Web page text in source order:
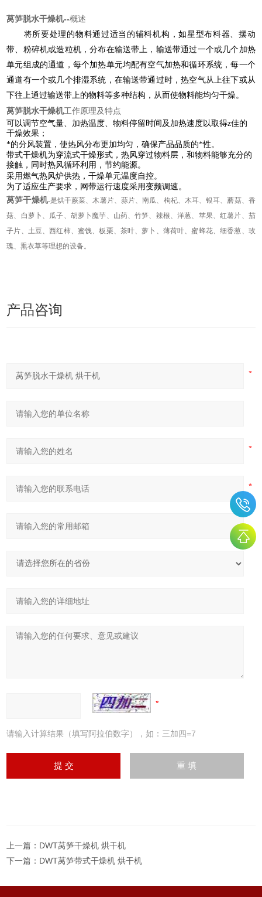
莴笋脱水干燥机--概述
将所要处理的物料通过适当的辅料机构，如星型布料器、摆动
带、粉碎机或造粒机，分布在输送带上，输送带通过一个或几个加热
单元组成的通道，每个加热单元均配有空气加热和循环系统，每一个
通道有一个或几个排湿系统，在输送带通过时，热空气从上往下或从
下往上通过输送带上的物料等多种结构，从而使物料能均匀干燥。
莴笋脱水干燥机工作原理及特点
可以调节空气量、加热温度、物料停留时间及加热速度以取得z佳的
干燥效果；
*的分风装置，使热风分布更加均匀，确保产品品质的*性。
带式干燥机为穿流式干燥形式，热风穿过物料层，和物料能够充分的
接触，同时热风循环利用，节约能源。
采用燃气热风炉供热，干燥单元温度自控。
为了适应生产要求，网带运行速度采用变频调速。
莴笋干燥机-是烘干蕨菜、木薯片、蒜片、南瓜、枸杞、木耳、银耳、蘑菇、香
菇、白萝卜、瓜子、胡萝卜魔芋、山药、竹笋、辣根、洋葱、苹果、红薯片、茄
子片、土豆、西红柿、蜜饯、板栗、茶叶、萝卜、薄荷叶、蜜蜂花、细香葱、玫
瑰、熏衣草等理想的设备。
产品咨询
请输入计算结果（填写阿拉伯数字），如：三加四=7
上一篇： DWT莴笋干燥机 烘干机
下一篇： DWT莴笋带式干燥机 烘干机